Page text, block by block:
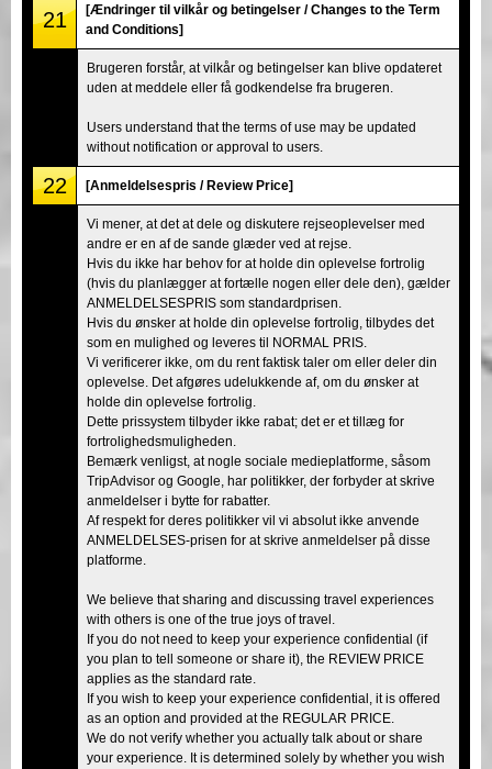
21
[Ændringer til vilkår og betingelser / Changes to the Term
and Conditions]
Brugeren forstår, at vilkår og betingelser kan blive opdateret
uden at meddele eller få godkendelse fra brugeren.
Users understand that the terms of use may be updated
without notification or approval to users.
22 [Anmeldelsespris / Review Price]
Vi mener, at det at dele og diskutere rejseoplevelser med
andre er en af de sande glæder ved at rejse.
Hvis du ikke har behov for at holde din oplevelse fortrolig
(hvis du planlægger at fortælle nogen eller dele den), gælder
ANMELDELSESPRIS som standardprisen.
Hvis du ønsker at holde din oplevelse fortrolig, tilbydes det
som en mulighed og leveres til NORMAL PRIS.
Vi verificerer ikke, om du rent faktisk taler om eller deler din
oplevelse. Det afgøres udelukkende af, om du ønsker at
holde din oplevelse fortrolig.
Dette prissystem tilbyder ikke rabat; det er et tillæg for
fortrolighedsmuligheden.
Bemærk venligst, at nogle sociale medieplatforme, såsom
TripAdvisor og Google, har politikker, der forbyder at skrive
anmeldelser i bytte for rabatter.
Af respekt for deres politikker vil vi absolut ikke anvende
ANMELDELSES-prisen for at skrive anmeldelser på disse
platforme.
We believe that sharing and discussing travel experiences
with others is one of the true joys of travel.
If you do not need to keep your experience confidential (if
you plan to tell someone or share it), the REVIEW PRICE
applies as the standard rate.
If you wish to keep your experience confidential, it is offered
as an option and provided at the REGULAR PRICE.
We do not verify whether you actually talk about or share
your experience. It is determined solely by whether you wish